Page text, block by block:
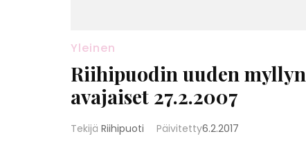
Yleinen
Riihipuodin uuden myllyn
avajaiset 27.2.2007
Tekijä Riihipuoti Päivitetty6.2.2017